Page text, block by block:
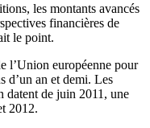
les montants avancés
financières de
le point.
l’Union européenne pour
d’un an et demi. Les
datent de juin 2011, une
2012.